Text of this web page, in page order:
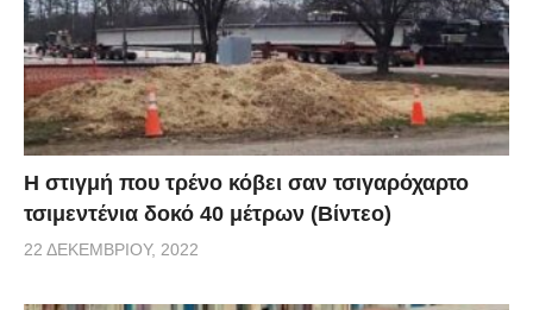
H στιγμή που τρένο κόβει σαν τσιγαρόχαρτο
τσιμεντένια δοκό 40 μέτρων (Βίντεο)
22 ΔΕΚΕΜΒΡΊΟΥ, 2022